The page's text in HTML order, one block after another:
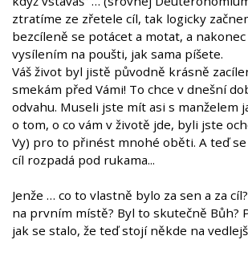
ztratíme ze zřetele cíl, tak logicky
bezcíleně se potácet a motat, a
vysílením na poušti, jak sama píšete.
Váš život byl jistě původně krásně
smekám před Vámi! To chce v dnešní
odvahu. Museli jste mít asi s manželem
o tom, o co vám v životě jde, byli jste
Vy) pro to přinést mnohé oběti. A teď
cíl rozpadá pod rukama...
Jenže … co to vlastně bylo za sen a za
na prvním místě? Byl to skutečně Bůh?
jak se stalo, že teď stojí někde na